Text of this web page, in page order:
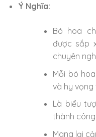
Ý Nghĩa:
Bó hoa
được sắp
chuyên
Mỗi bó
và hy vọng
Là biểu
thành
Mang lại